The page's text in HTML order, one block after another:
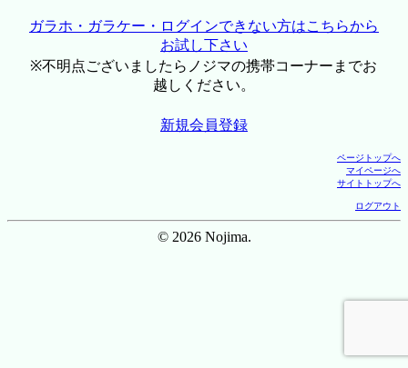
ガラホ・ガラケー・ログインできない方はこちらから
お試し下さい
※不明点ございましたらノジマの携帯コーナーまでお
越しください。
新規会員登録
ページトップへ
マイページへ
サイトトップへ
ログアウト
© 2026 Nojima.